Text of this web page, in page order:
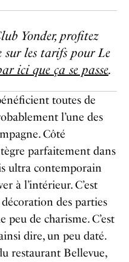
Yonder, profitez
sur les tarifs pour Le
ici que ça se passe.
toutes de
l’une des
Côté
parfaitement dans
ultra contemporain
à l’intérieur. C’est
des parties
de charisme. C’est
dire, un peu daté.
restaurant Bellevue,